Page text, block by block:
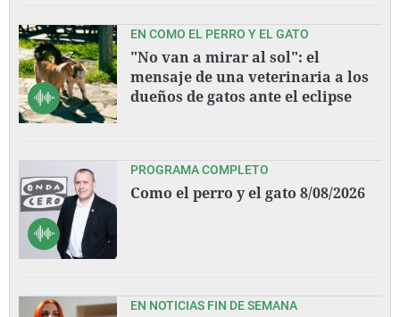
EN COMO EL PERRO Y EL GATO
"No van a mirar al sol": el
mensaje de una veterinaria a los
dueños de gatos ante el eclipse
PROGRAMA COMPLETO
Como el perro y el gato 8/08/2026
EN NOTICIAS FIN DE SEMANA